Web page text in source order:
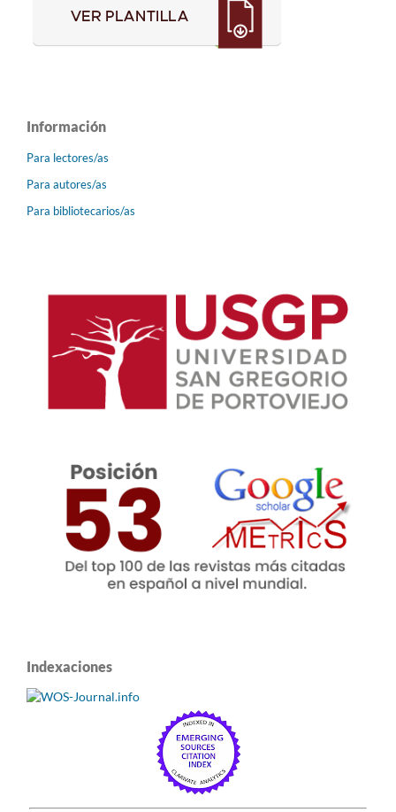
Información
Para lectores/as
Para autores/as
Para bibliotecarios/as
Indexaciones